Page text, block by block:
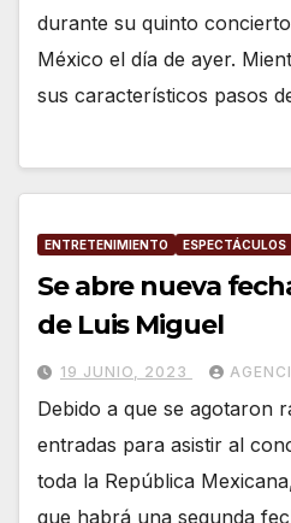
durante su quinto
México el día de ayer.
sus característicos pasos
ENTRETENIMIENTO ESPECTÁCULOS
Se abre nueva
de Luis Miguel
19 JUNIO, 2023
Debido a que se agotaron
entradas para asistir al
toda la República
que habrá una segunda